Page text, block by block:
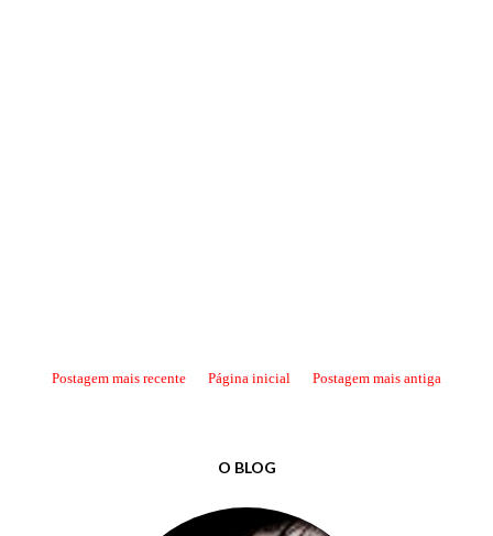
Postagem mais recente Postagem mais antiga
Página inicial
O BLOG